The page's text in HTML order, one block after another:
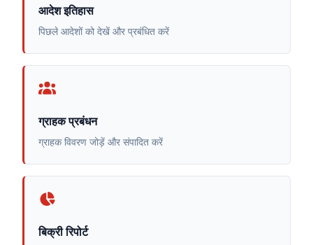
आदेश इतिहास
पिछले आदेशों को देखें और प्रबंधित करें
ग्राहक प्रबंधन
ग्राहक विवरण जोड़ें और संपादित करें
बिक्री रिपोर्ट